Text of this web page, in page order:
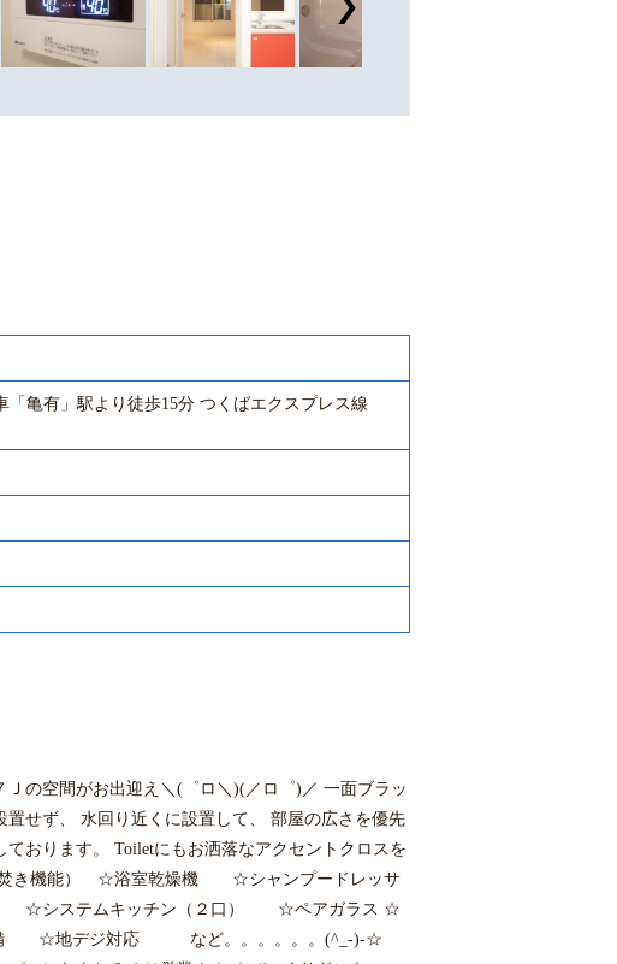
亀有」駅より徒歩15分 つくばエクスプレス線
の空間がお出迎え＼(゜ロ＼)(／ロ゜)／ 一面ブラッ
せず、 水回り近くに設置して、 部屋の広さを優先
おります。 Toiletにもお洒落なアクセントクロスを
い焚き機能） ☆浴室乾燥機 ☆シャンプードレッサ
☆システムキッチン（２口） ☆ペアガラス ☆
備 ☆地デジ対応 など。。。。。。(^_-)-☆